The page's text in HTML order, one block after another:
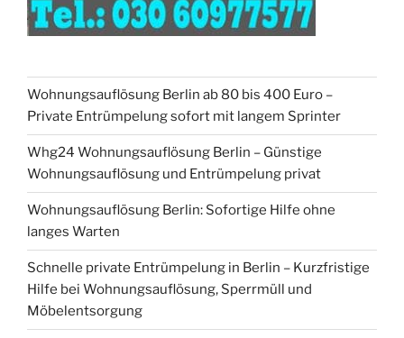
Wohnungsauflösung Berlin ab 80 bis 400 Euro –
Private Entrümpelung sofort mit langem Sprinter
Whg24 Wohnungsauflösung Berlin – Günstige
Wohnungsauflösung und Entrümpelung privat
Wohnungsauflösung Berlin: Sofortige Hilfe ohne
langes Warten
Schnelle private Entrümpelung in Berlin – Kurzfristige
Hilfe bei Wohnungsauflösung, Sperrmüll und
Möbelentsorgung